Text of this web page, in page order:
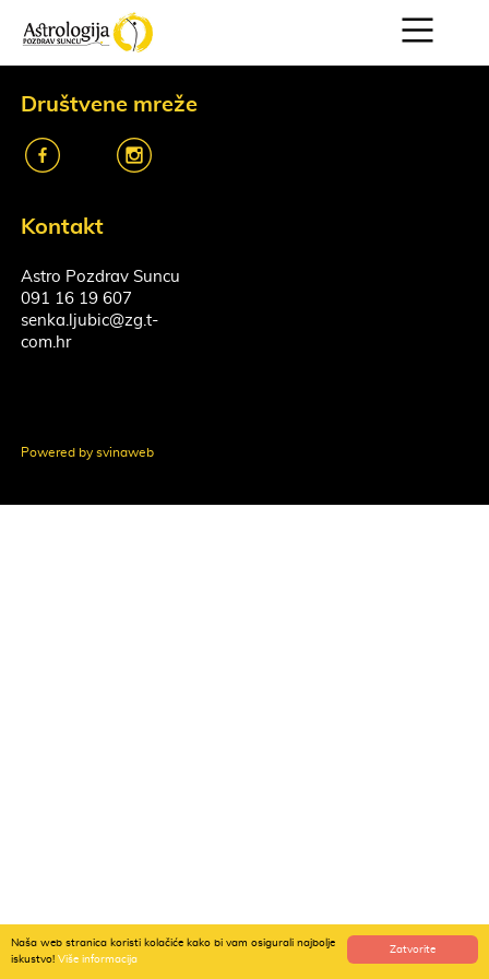
Zatvorite
Naša web stranica koristi kolačiće kako bi vam osigurali najbolje
iskustvo! Više informacija
Društvene mreže
k o
Kontakt
Astro Pozdrav Suncu
091 16 19 607
senka.ljubic@zg.t-
com.hr
Powered by svinaweb